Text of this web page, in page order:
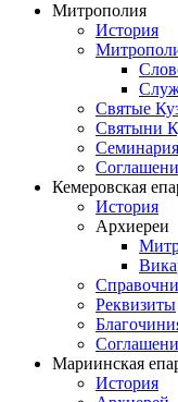
Митрополия
История
Святые
Святыни
Семинария
Кемеровская
История
Архиереи
Реквизиты
Мариинская
История